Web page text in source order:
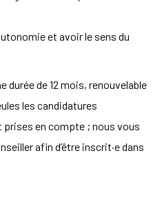
et avoir le sens du
durée de 12 mois, renouvelable
les candidatures
prises en compte ; nous vous
afin d’être inscrit·e dans